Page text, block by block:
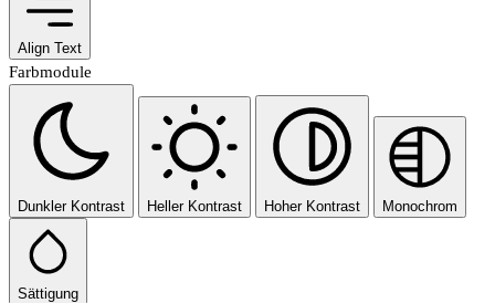
Align Text
Farbmodule
Dunkler Kontrast Heller Kontrast Hoher Kontrast Monochrom
Sättigung